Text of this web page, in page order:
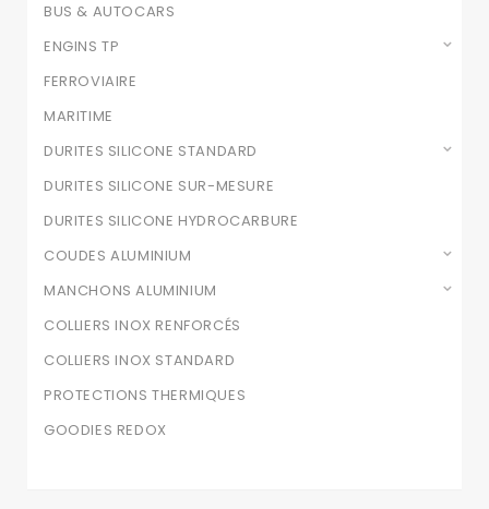
BUS & AUTOCARS
ENGINS TP
FERROVIAIRE
MARITIME
DURITES SILICONE STANDARD
DURITES SILICONE SUR-MESURE
DURITES SILICONE HYDROCARBURE
COUDES ALUMINIUM
MANCHONS ALUMINIUM
COLLIERS INOX RENFORCÉS
COLLIERS INOX STANDARD
PROTECTIONS THERMIQUES
GOODIES REDOX